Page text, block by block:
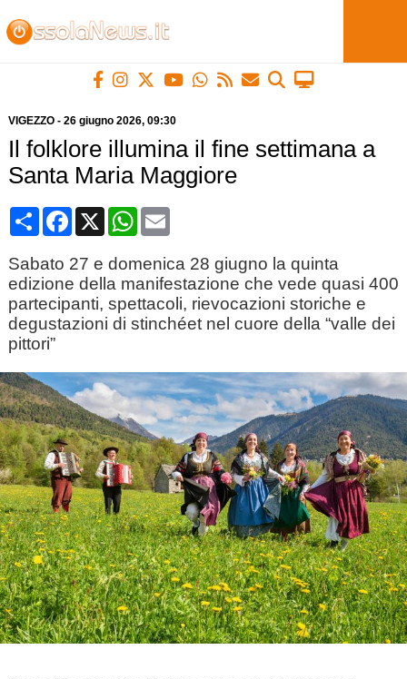
VIGEZZO- 26 giugno 2026, 09:30
Il folklore illumina il fine settimana a
Santa Maria Maggiore
CondividiFacebook
X WhatsApp
Email
Sabato 27 e domenica 28 giugno la quinta
edizione della manifestazione che vede quasi 400
partecipanti, spettacoli, rievocazioni storiche e
degustazioni di stinchéet nel cuore della “valle dei
pittori”